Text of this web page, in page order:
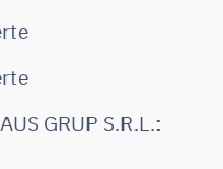
GRUP S.R.L.: